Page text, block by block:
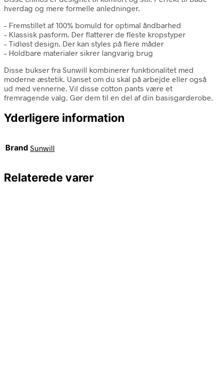
hverdag og mere formelle anledninger.
– Fremstillet af 100% bomuld for optimal åndbarhed
– Klassisk pasform. Der flatterer de fleste kropstyper
– Tidløst design. Der kan styles på flere måder
– Holdbare materialer sikrer langvarig brug
Disse bukser fra Sunwill kombinerer funktionalitet med
moderne æstetik. Uanset om du skal på arbejde eller også
ud med vennerne. Vil disse cotton pants være et
fremragende valg. Gør dem til en del af din basisgarderobe.
Yderligere information
Brand Sunwill
Relaterede varer